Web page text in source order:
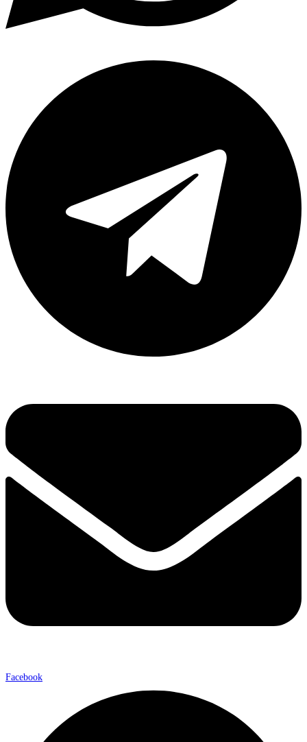
Facebook